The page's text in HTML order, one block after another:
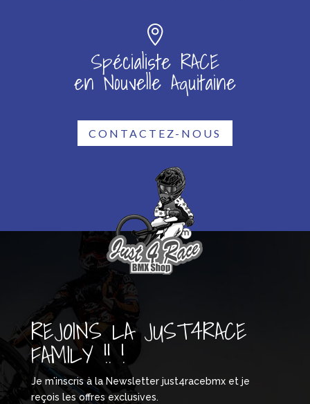
Spécialiste RACE
en Nouvelle Aquitaine
CONTACTEZ-NOUS
REJOINS LA JUST4RACE
FAMILY !! !
Je m’inscris à la Newsletter just4racebmx et je
reçois les offres exclusives.